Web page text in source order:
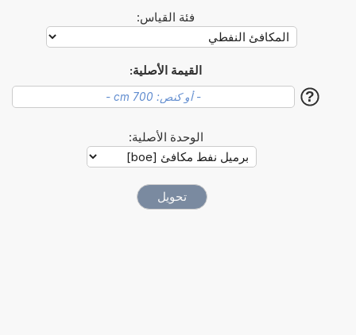
فئة القياس:
القيمة الأصلية:
?
الوحدة الأصلية: